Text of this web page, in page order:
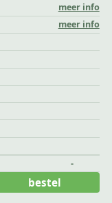
meer info
meer info
-
bestel